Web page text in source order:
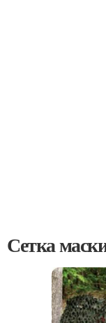
Сетка